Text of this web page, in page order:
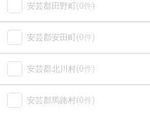
安芸郡田野町(0件)
安芸郡安田町(0件)
安芸郡北川村(0件)
安芸郡馬路村(0件)